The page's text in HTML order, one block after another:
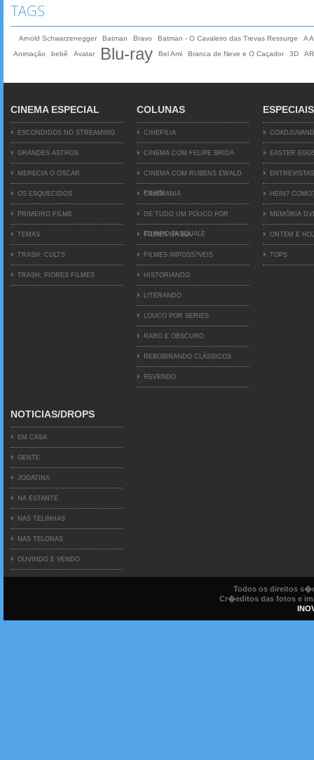
TAGS
Arnold Schwarzenegger Batman Bravo Batman - O Cavaleiro das Trevas Ressurge
A
Animação
bebê Avatar Blu-ray Bel Ami Branca de Neve e O Caçador 3D
CINEMA ESPECIAL
ESCONDIDOS NO STREAMING
GRANDES ASTROS
MERECIA O OSCAR
OS ESQUECIDOS
PRIMEIRO FILME
TEMAS
TRASH: CULTS
TRASH: PIORES FILMES
COLUNAS
CINEFILIA
CINEMA COM FELIPE BRIDA
CINEMA COM RUBENS EWALD
FILHO
CINEMANIA
DE TUDO UM POUCO POR
EDINHO PASQUALE
FILMES DA BIA
FILMES IMPOSS?VEIS
HISTORIANDO
LITERANDO
LOUCO POR SERIES
RARO E OBSCURO
REBOBINANDO CLÁSSICOS
REVENDO
ESPECIAIS
EASTER
ENTREVISTAS
HEIN?
MEMÓRIA
ONTEM E
TOPS
NOTICIAS/DROPS
EM CASA
GENTE
JOGATINA
NA ESTANTE
NAS TELINHAS
NAS TELONAS
OUVINDO E VENDO
Todos os direitos
Cr�editos das fotos e